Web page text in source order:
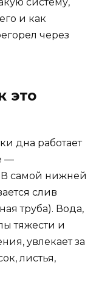
и как
через
это
дна работает
—
самой нижней
слив
труба). Вода,
тяжести и
увлекает за
листья,